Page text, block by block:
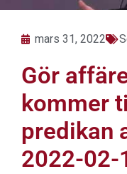
mars 31, 2022
Gör
kommer
predikan
2022-02-